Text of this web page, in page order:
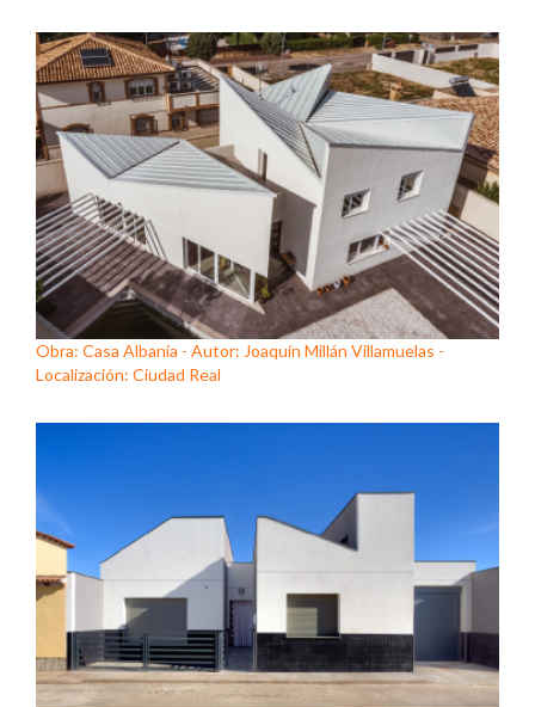
Obra: Casa Albania - Autor: Joaquín Millán Villamuelas -
Localización: Ciudad Real